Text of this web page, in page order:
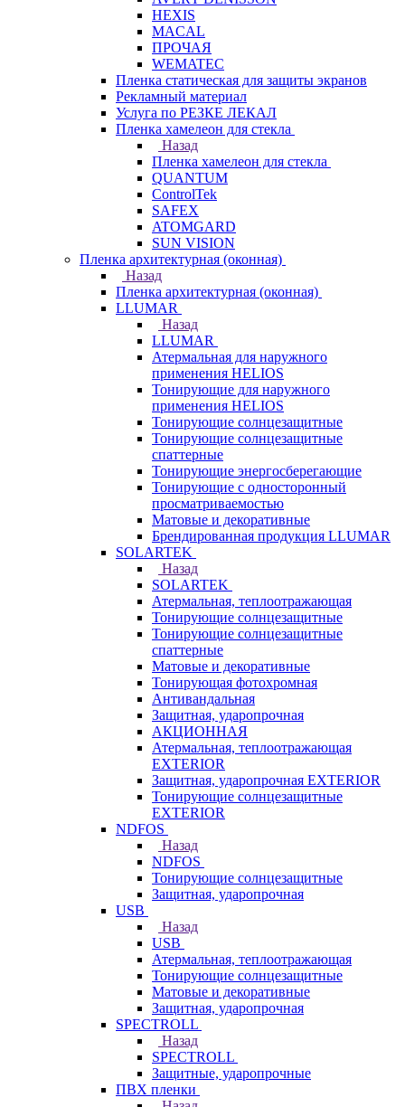
HEXIS
MACAL
ПРОЧАЯ
WEMATEC
Пленка статическая для защиты экранов
Рекламный материал
Услуга по РЕЗКЕ ЛЕКАЛ
Пленка хамелеон для стекла
Назад
Пленка хамелеон для стекла
QUANTUM
ControlTek
SAFEX
ATOMGARD
SUN VISION
Пленка архитектурная (оконная)
Назад
Пленка архитектурная (оконная)
LLUMAR
Назад
LLUMAR
Атермальная для наружного
применения HELIOS
Тонирующие для наружного
применения HELIOS
Тонирующие солнцезащитные
Тонирующие солнцезащитные
спаттерные
Тонирующие энергосберегающие
Тонирующие с односторонный
просматриваемостью
Матовые и декоративные
Брендированная продукция LLUMAR
SOLARTEK
Назад
SOLARTEK
Атермальная, теплоотражающая
Тонирующие солнцезащитные
Тонирующие солнцезащитные
спаттерные
Матовые и декоративные
Тонирующая фотохромная
Антивандальная
Защитная, ударопрочная
АКЦИОННАЯ
Атермальная, теплоотражающая
EXTERIOR
Защитная, ударопрочная EXTERIOR
Тонирующие солнцезащитные
EXTERIOR
NDFOS
Назад
NDFOS
Тонирующие солнцезащитные
Защитная, ударопрочная
USB
Назад
USB
Атермальная, теплоотражающая
Тонирующие солнцезащитные
Матовые и декоративные
Защитная, ударопрочная
SPECTROLL
Назад
SPECTROLL
Защитные, ударопрочные
ПВХ пленки